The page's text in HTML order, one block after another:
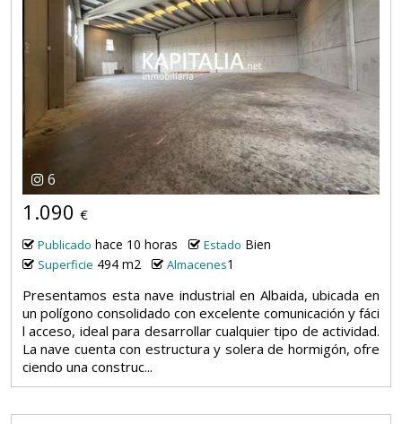
6
1.090 €
Publicado hace 10 horas Estado Bien
Superficie 494 m2 Almacenes1
Presentamos esta nave industrial en Albaida, ubicada en
un polígono consolidado con excelente comunicación y fáci
l acceso, ideal para desarrollar cualquier tipo de actividad.
La nave cuenta con estructura y solera de hormigón, ofre
ciendo una construc...